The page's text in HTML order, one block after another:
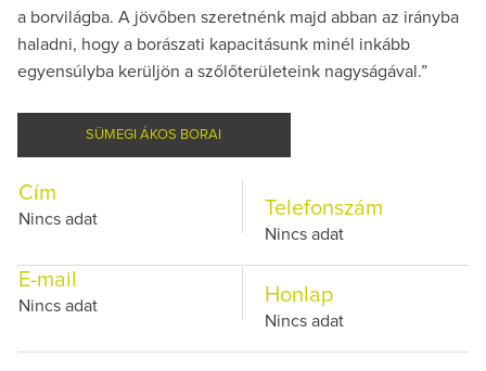
a borvilágba. A jövőben szeretnénk majd abban az irányba
haladni, hogy a borászati kapacitásunk minél inkább
egyensúlyba kerüljön a szőlőterületeink nagyságával.”
SÜMEGI ÁKOS BORAI
Cím
Nincs adat Telefonszám
Nincs adat
E-mail
Nincs adat Honlap
Nincs adat